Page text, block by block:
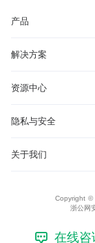
产品
解决方案
资源中心
隐私与安全
关于我们
Copyright ©
浙公网
在线咨